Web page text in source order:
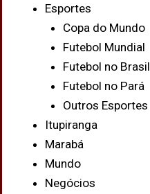
Esportes
Copa do Mundo
Futebol Mundial
Futebol no Brasil
Futebol no Pará
Outros Esportes
Itupiranga
Marabá
Mundo
Negócios